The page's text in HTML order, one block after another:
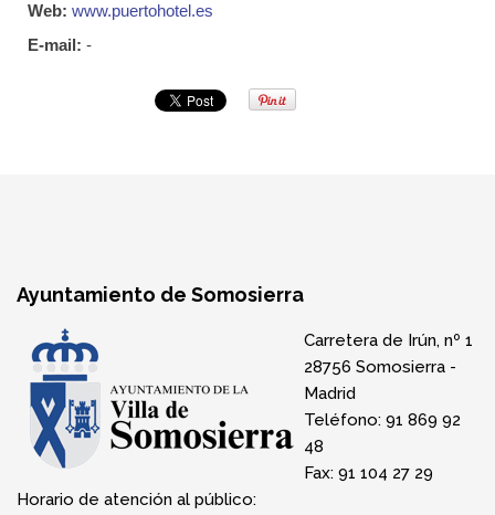
Web: www.puertohotel.es
E-mail: -
Ayuntamiento de Somosierra
Carretera de Irún, nº 1
28756 Somosierra -
Madrid
Teléfono: 91 869 92
48
Fax: 91 104 27 29
Horario de atención al público: